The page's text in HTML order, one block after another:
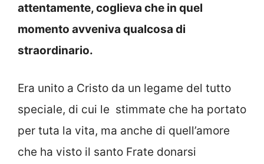
attentamente, coglieva che in quel
momento avveniva qualcosa di
straordinario.
Era unito a Cristo da un legame del tutto
speciale, di cui le stimmate che ha portato
per tuta la vita, ma anche di quell’amore
che ha visto il santo Frate donarsi